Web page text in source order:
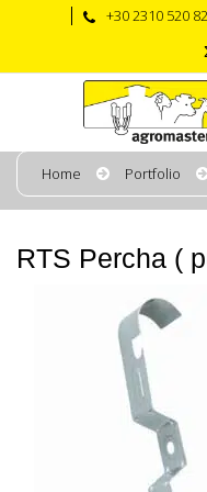
+30 2310 520
Home Portfolio
RTS Percha (